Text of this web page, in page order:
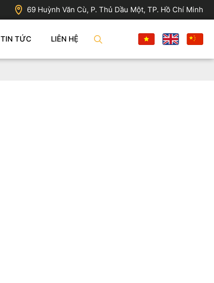
69 Huỳnh Văn Cù, P. Thủ Dầu Một, TP. Hồ Chí Minh
TIN TỨC LIÊN HỆ